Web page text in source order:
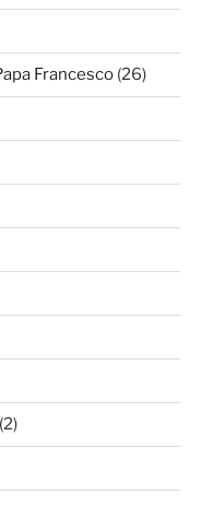
Francesco (26)
(2)